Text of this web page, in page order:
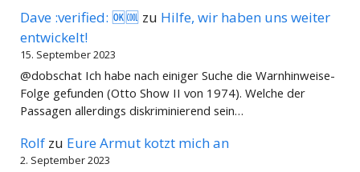
Dave :verified: 🆗🆒 zu Hilfe, wir haben uns weiter
entwickelt!
15. September 2023
@dobschat Ich habe nach einiger Suche die Warnhinweise-
Folge gefunden (Otto Show II von 1974). Welche der
Passagen allerdings diskriminierend sein…
Rolf zu Eure Armut kotzt mich an
2. September 2023